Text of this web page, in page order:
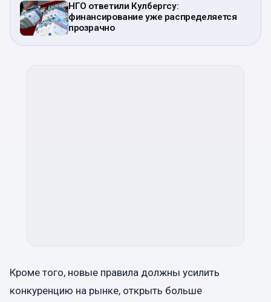
НГО ответили Кулбергсу:
финансирование уже распределяется
прозрачно
Кроме того, новые правила должны усилить
конкуренцию на рынке, открыть больше